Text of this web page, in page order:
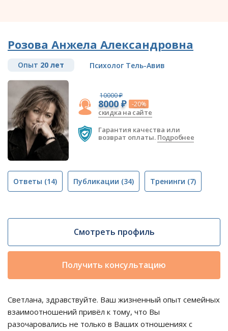
Розова Анжела Александровна
Опыт 20 лет Психолог Тель-Авив
10000 ₽
8000 ₽ -20%
скидка на сайте
Гарантия качества или
возврат оплаты. Подробнее
Ответы (14) Публикации (34) Тренинги (7)
Смотреть профиль
Получить консультацию
Светлана, здравствуйте. Ваш жизненный опыт семейных
взаимоотношений привёл к тому, что Вы
разочаровались не только в Ваших отношениях с